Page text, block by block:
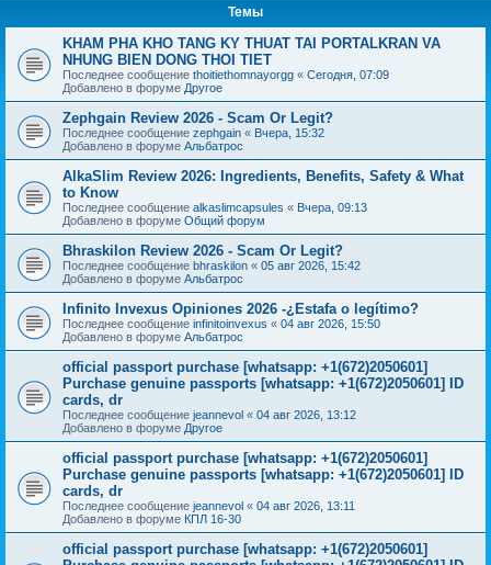
Темы
KHAM PHA KHO TANG KY THUAT TAI PORTALKRAN VA
NHUNG BIEN DONG THOI TIET
Последнее сообщение thoitiethomnayorgg « Сегодня, 07:09
Добавлено в форуме Другое
Zephgain Review 2026 - Scam Or Legit?
Последнее сообщение zephgain « Вчера, 15:32
Добавлено в форуме Альбатрос
AlkaSlim Review 2026: Ingredients, Benefits, Safety & What
to Know
Последнее сообщение alkaslimcapsules « Вчера, 09:13
Добавлено в форуме Общий форум
Bhraskilon Review 2026 - Scam Or Legit?
Последнее сообщение bhraskilon « 05 авг 2026, 15:42
Добавлено в форуме Альбатрос
Infinito Invexus Opiniones 2026 -¿Estafa o legítimo?
Последнее сообщение infinitoinvexus « 04 авг 2026, 15:50
Добавлено в форуме Альбатрос
official passport purchase [whatsapp: +1(672)2050601]
Purchase genuine passports [whatsapp: +1(672)2050601] ID
cards, dr
Последнее сообщение jeannevol « 04 авг 2026, 13:12
Добавлено в форуме Другое
official passport purchase [whatsapp: +1(672)2050601]
Purchase genuine passports [whatsapp: +1(672)2050601] ID
cards, dr
Последнее сообщение jeannevol « 04 авг 2026, 13:11
Добавлено в форуме КПЛ 16-30
official passport purchase [whatsapp: +1(672)2050601]